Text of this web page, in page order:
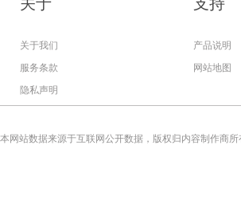
关于我们
服务条款
隐私声明
产品说明
网站地图
本网站数据来源于互联网公开数据，版权归内容制作商所